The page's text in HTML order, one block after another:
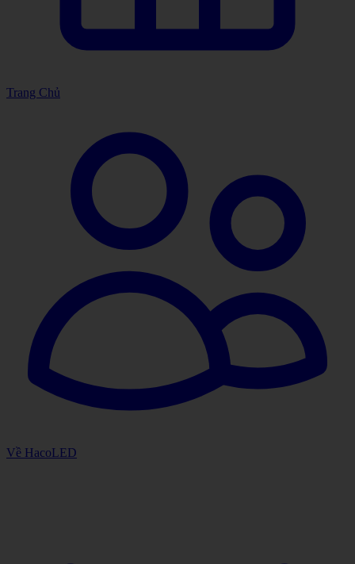
Trang Chủ
Về HacoLED